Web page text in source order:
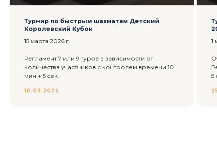
Турнир по быстрым шахматам Детский
Королевский Кубок
15 марта 2026 г.
Регламент 7 или 9 туров в зависимости от
количества участников с контролем времени 10
мин + 5 сек.
10.03.2026
1
5